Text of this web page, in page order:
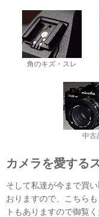
角のキズ・スレ
中古
カメラを愛する
そして私達が今まで買
おりますので、こちら
トもありますので御覧く